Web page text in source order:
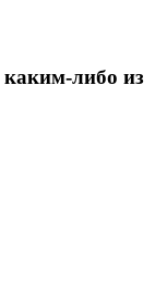
каким-либо из